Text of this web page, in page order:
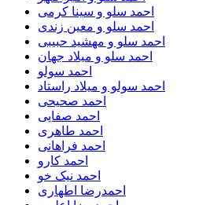
احمد سلو و سینا کرمی
احمد سلو و معین زندی
احمد سلو و مهشید حبیبی
احمد سلو و میلاد جهان
احمد سولو
احمد سولو و میلاد راستاد
احمد صحیحی
احمد صفایی
احمد طاهری
احمد فراهانی
احمد کارو
احمد نیک خو
احمدرضا اطهاری